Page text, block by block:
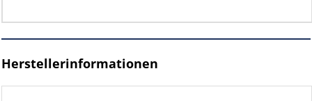
Herstellerinformationen